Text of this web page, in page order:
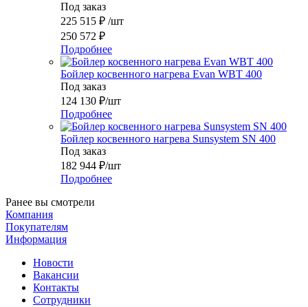
Под заказ
225 515 ₽ /шт
250 572 ₽
Подробнее
Бойлер косвенного нагрева Evan WBT 400
Под заказ
124 130 ₽/шт
Подробнее
Бойлер косвенного нагрева Sunsystem SN 400
Под заказ
182 944 ₽/шт
Подробнее
Ранее вы смотрели
Компания
Покупателям
Информация
Новости
Вакансии
Контакты
Сотрудники